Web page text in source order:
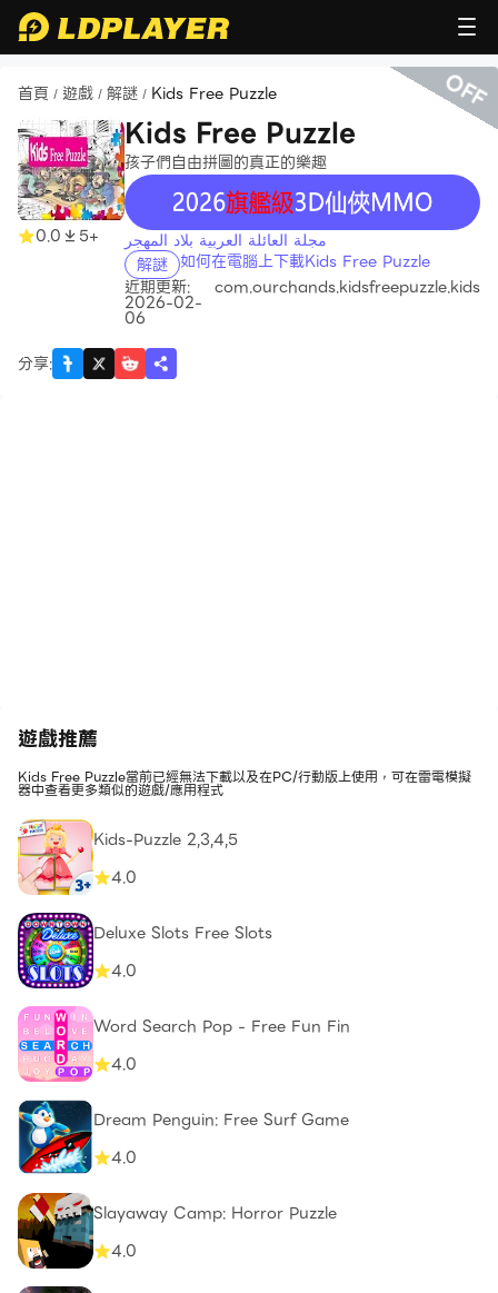
首頁 / 遊戲 / 解謎 / Kids Free Puzzle
0.0 5+
Kids Free Puzzle
孩子們自由拼圖的真正的樂趣
recommend
مجلة العائلة العربية بلاد المهجر
解謎 如何在電腦上下載Kids Free Puzzle
近期更新:
2026-02-
06
com.ourchands.kidsfreepuzzle.kids
分享:
OFF
遊戲推薦
Kids Free Puzzle當前已經無法下載以及在PC/行動版上使用，可在雷電模擬
器中查看更多類似的遊戲/應用程式
Kids-Puzzle 2,3,4,5
4.0
Deluxe Slots Free Slots
4.0
Word Search Pop - Free Fun Fin
4.0
Dream Penguin: Free Surf Game
4.0
Slayaway Camp: Horror Puzzle
4.0